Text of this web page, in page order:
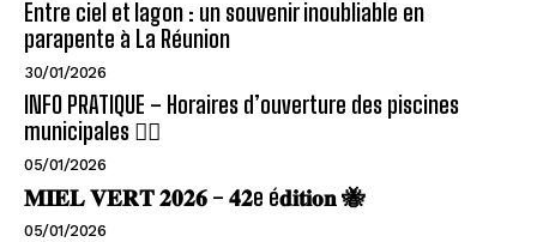
Entre ciel et lagon : un souvenir inoubliable en
parapente à La Réunion
30/01/2026
INFO PRATIQUE – Horaires d’ouverture des piscines
municipales 🏊‍♂️
05/01/2026
𝐌𝐈𝐄𝐋 𝐕𝐄𝐑𝐓 𝟐𝟎𝟐𝟔 – 𝟒𝟐e é𝐝𝐢𝐭𝐢𝐨𝐧 🐝
05/01/2026